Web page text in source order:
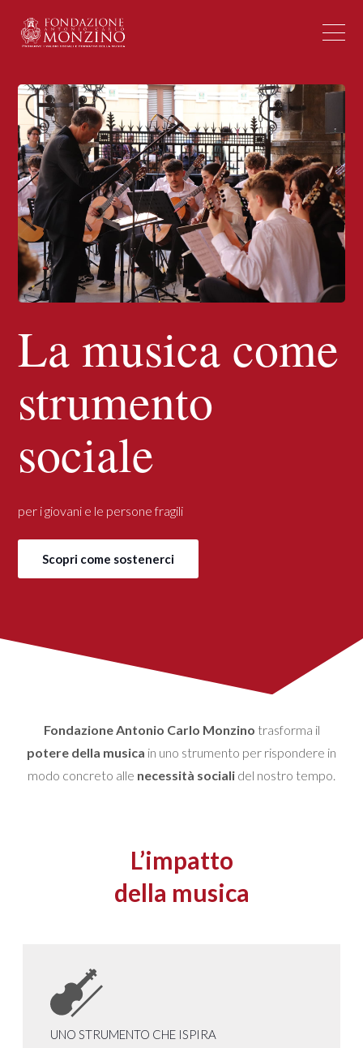
La musica come
strumento
sociale
per i giovani e le persone fragili
Scopri come sostenerci
Fondazione Antonio Carlo Monzino trasforma il
potere della musica in uno strumento per rispondere in
modo concreto alle necessità sociali del nostro tempo.
L’impatto
della musica
UNO STRUMENTO CHE ISPIRA